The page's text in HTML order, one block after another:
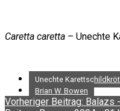
Caretta caretta – Unechte
Unechte
Brian W. Bowen
Vorheriger Beitrag: Balazs